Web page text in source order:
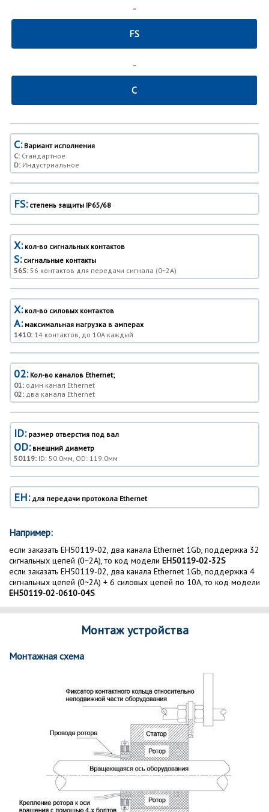
-
FS
-
C
C: Вариант исполнения
C: Стандартное
D: Индустриальное
FS:степень защиты IP65/68
X: кол-во сигнальных контактов
S: сигнальные контакты
56S: 56 контактов для передачи сигнала (0~2A)
X: кол-во силовых контактов
A: максимальная нагрузка в амперах
1410: 14 контактов, до 10A каждый
02:Кол-во каналов Ethernet;
01: один канал Ethernet
02: два канала Ethernet
ID:размер отверстия под вал
OD:внешний диаметр
50119: ID: 50.0мм, OD: 119.0мм
EH:для передачи протокола Ethernet
Например:
если заказать EH50119-02, два канала Ethernet 1Gb, поддержка 32
сигнальных цепей (0~2A), то код модели EH50119-02-32S
если заказать EH50119-02, два канала Ethernet 1Gb, поддержка 4
сигнальных цепей (0~2A) + 6 силовых цепей по 10A, то код модели
EH50119-02-0610-04S
Монтаж устройства
Монтажная схема